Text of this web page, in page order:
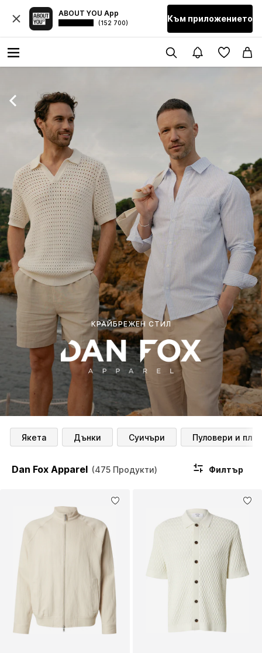
ABOUT YOU App
(152 700) Към приложението
КРАЙБРЕЖЕН СТИЛ
Якета Дънки Суичъри Пуловери и
Dan Fox Apparel (475 Продукти) Филтър